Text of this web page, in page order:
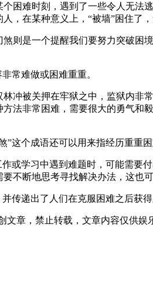
困难时刻，遇到了一些令人无
，在某种意义上，“被墙”困住了
则是一个提醒我们要努力突破
常难做或困难重重。
冲被关押在牢狱之中，监狱内
非常困难，需要很大的勇气和
这个成语还可以用来指经历重重
或学习中遇到难题时，可能需要
不断地思考寻找解决办法，这也可
传递出了人们在克服困难之后获得
文章，禁止转载，文章内容仅供娱